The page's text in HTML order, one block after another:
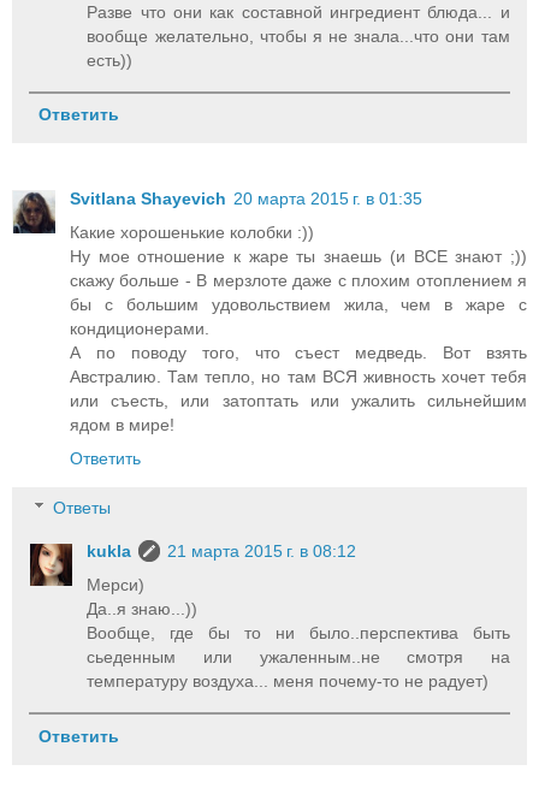
Разве что они как составной ингредиент блюда... и
вообще желательно, чтобы я не знала...что они там
есть))
Ответить
Svitlana Shayevich 20 марта 2015 г. в 01:35
Какие хорошенькие колобки :))
Ну мое отношение к жаре ты знаешь (и ВСЕ знают ;))
скажу больше - В мерзлоте даже с плохим отоплением я
бы с большим удовольствием жила, чем в жаре с
кондиционерами.
А по поводу того, что съест медведь. Вот взять
Австралию. Там тепло, но там ВСЯ живность хочет тебя
или съесть, или затоптать или ужалить сильнейшим
ядом в мире!
Ответить
Ответы
kukla
21 марта 2015 г. в 08:12
Мерси)
Да..я знаю...))
Вообще, где бы то ни было..перспектива быть
сьеденным или ужаленным..не смотря на
температуру воздуха... меня почему-то не радует)
Ответить